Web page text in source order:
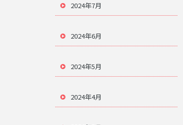
2024年7月
2024年6月
2024年5月
2024年4月